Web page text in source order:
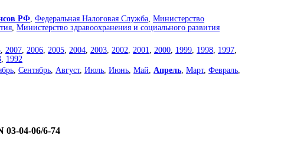
РФ Федеральная Налоговая Служба Министерство
Министерство здравоохранения и социального развития
2007 2006 2005 2004 2003 2002 2001 2000 1999 1998 1997
1992
Сентябрь Август, Июль Июнь Май Апрель Март, Февраль
04-06/6-74